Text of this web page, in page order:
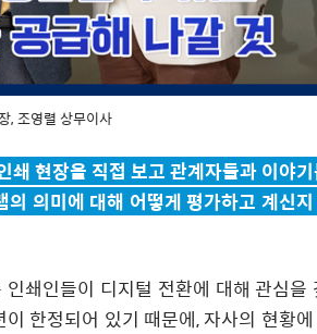
, 조영렬 상무이사
현장을 직접 보고 관계자들과 이야
의미에 대해 어떻게 평가하고 계신
쇄인들이 디지털 전환에 대해 관심을
한정되어 있기 때문에, 자사의 현황